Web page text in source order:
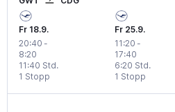
Fr 18.9.
20:40 -
8:20
1 Stopp
11:40 Std.
Fr 25.9.
11:20 -
17:40
1 Stopp
6:20 Std.